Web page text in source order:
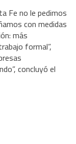
Fe no le pedimos
con medidas
más
formal”,
concluyó el